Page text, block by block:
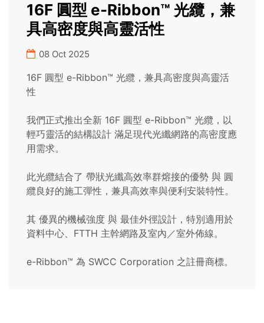
16F 圓型 e-Ribbon™ 光纜，兼
具高密度與高靈活性
08 Oct 2025
16F 圓型 e-Ribbon™ 光纜，兼具高密度與高靈活
性
我們正式推出全新 16F 圓型 e-Ribbon™ 光纜，以
輕巧靈活的結構設計 滿足現代光纖網路的高密度應
用需求。
此光纜結合了 帶狀光纖高效率群熔接的優勢 與 圓
纜良好的施工彈性，兼具高效率與便利安裝特性。
其 優異的機械強度 與 最佳外徑設計，特別適用於
資料中心、FTTH 主幹網路及室內／室外佈線。
e-Ribbon™ 為 SWCC Corporation 之註冊商標。